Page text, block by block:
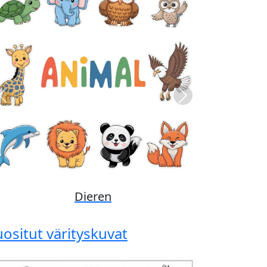
Disney
Previous Next
värityskuvat